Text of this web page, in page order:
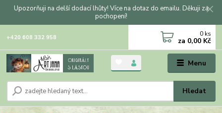
Upozorňuji na delší dodací lhůty! Více na dotaz do emailu. Děkuji za
pochopení!
Menu
Hledat
+420 608 332 958 0 ks
za 0,00 Kč